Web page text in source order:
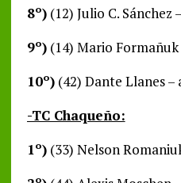
8º)(12) Julio C. Sánchez
9º)(14) Mario Formañuk
10º)(42) Dante Llanes –
-TC Chaqueño:
1º)(33) Nelson